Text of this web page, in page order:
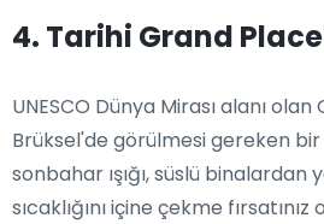
4. Tarihi Grand
UNESCO Dünya Mirası alanı
Brüksel'de görülmesi gereken bir
sonbahar ışığı, süslü binalardan
sıcaklığını içine çekme